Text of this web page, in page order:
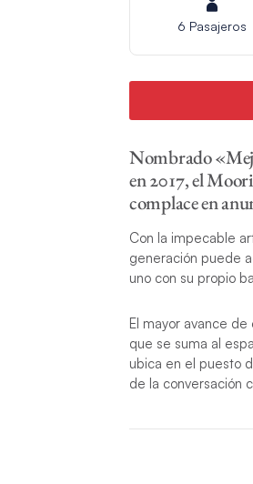
6 Pasajeros
Nombrado
en 2017, el
complace en
Con la impecable
generación puede
uno con su propio
El mayor avance
que se suma al
ubica en el puesto
de la conversación
Para permitir la